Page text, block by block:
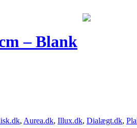
– Blank
, Aurea.dk, Illux.dk, Dialægt.dk,